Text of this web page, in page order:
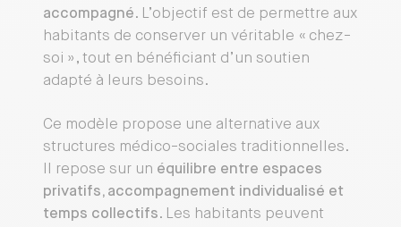
accompagné. L’objectif est de permettre aux
habitants de conserver un véritable « chez-
soi », tout en bénéficiant d’un soutien
adapté à leurs besoins.
Ce modèle propose une alternative aux
structures médico-sociales traditionnelles.
Il repose sur un équilibre entre espaces
privatifs, accompagnement individualisé et
temps collectifs. Les habitants peuvent